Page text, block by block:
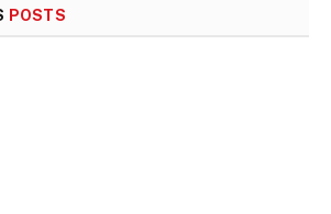
POSTS